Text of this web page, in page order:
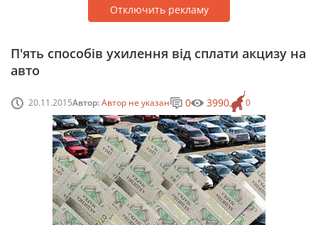
Отключить рекламу
П'ять способів ухилення від сплати акцизу на
авто
20.11.2015Автор:Автор не указан 0
0 3990